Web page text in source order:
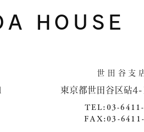
HOUSE
世田谷支
6-11 ​ 東京都世田谷区砧4-
TEL:03-6411-
FAX:03-